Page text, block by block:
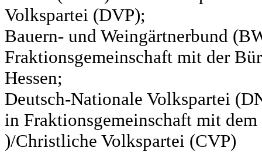
Volkspartei (DVP);
Bauern- und Weingärtnerbund
Fraktionsgemeinschaft mit der
Hessen;
Deutsch-Nationale Volkspartei
in Fraktionsgemeinschaft mit
)/Christliche Volkspartei (CVP)